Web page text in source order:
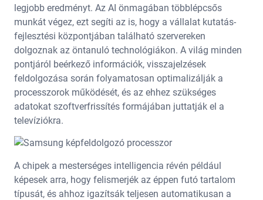
legjobb eredményt. Az AI önmagában többlépcsős
munkát végez, ezt segíti az is, hogy a vállalat kutatás-
fejlesztési központjában található szervereken
dolgoznak az öntanuló technológiákon. A világ minden
pontjáról beérkező információk, visszajelzések
feldolgozása során folyamatosan optimalizálják a
processzorok működését, és az ehhez szükséges
adatokat szoftverfrissítés formájában juttatják el a
televíziókra.
A chipek a mesterséges intelligencia révén például
képesek arra, hogy felismerjék az éppen futó tartalom
típusát, és ahhoz igazítsák teljesen automatikusan a